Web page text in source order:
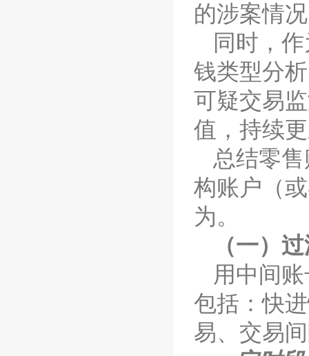
的涉案情
同时，
钱类型分
可疑交易
值，持续
总结零
构账户（
为。
（一）
用中间
包括：快
易、交易